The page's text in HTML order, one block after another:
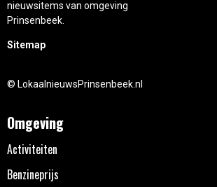
nieuwsitems van omgeving
Prinsenbeek.
Sitemap
© LokaalnieuwsPrinsenbeek.nl
Omgeving
Activiteiten
Benzineprijs